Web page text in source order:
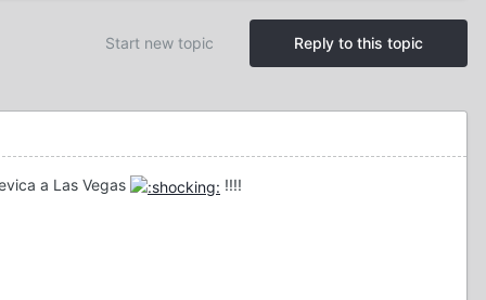
Reply to this topic
Start new topic
a Las Vegas !!!!